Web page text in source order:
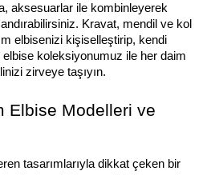
aksesuarlar ile kombinleyerek
Kravat, mendil ve kol
elbisenizi kişiselleştirip, kendi
elbise koleksiyonumuz ile her daim
zirveye taşıyın.
Elbise Modelleri ve
tasarımlarıyla dikkat çeken bir